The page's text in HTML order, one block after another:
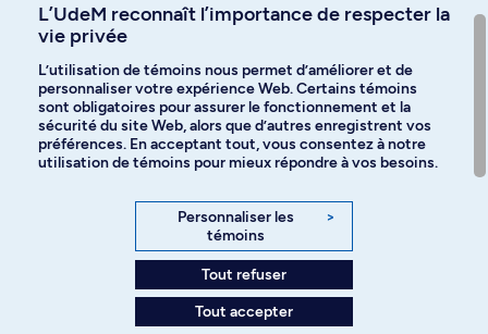
Langues
Facebook Instagram
YouTube
L’UdeM reconnaît l’importance de respecter la
vie privée
L’utilisation de témoins nous permet d’améliorer et de
personnaliser votre expérience Web. Certains témoins
sont obligatoires pour assurer le fonctionnement et la
sécurité du site Web, alors que d’autres enregistrent vos
préférences. En acceptant tout, vous consentez à notre
utilisation de témoins pour mieux répondre à vos besoins.
Personnaliser les
témoins
>
Tout refuser
Tout accepter